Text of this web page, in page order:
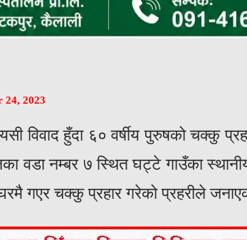
24, 2023
विवाद हुँदा ६० वर्षीय पुरुषको चक्कु
वडा नम्बर ७ स्थित घट्टे गाउँका
गएर चक्कु प्रहार गरेको प्रहरीले